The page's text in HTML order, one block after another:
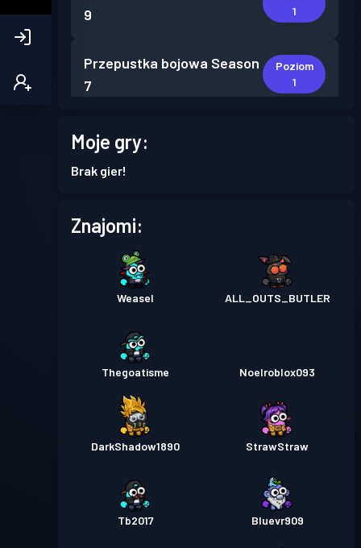
9
1
Przepustka bojowa Season
7
Poziom
1
Przepustka bojowa
3
Przepustka bojowa
Poziom
3
Przepustka bojowa
Moje gry:
Brak gier!
Znajomi:
Weasel ALL_OUTS_BUTLER
Thegoatisme Noelroblox093
DarkShadow1890 StrawStraw
Tb2017 Bluevr909